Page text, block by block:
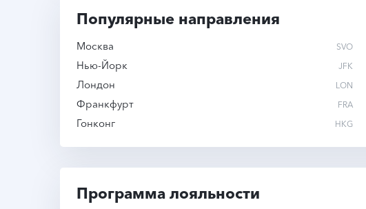
Популярные направления
Москва SVO
Нью-Йорк JFK
Лондон LON
Франкфурт FRA
Гонконг HKG
Программа лояльности